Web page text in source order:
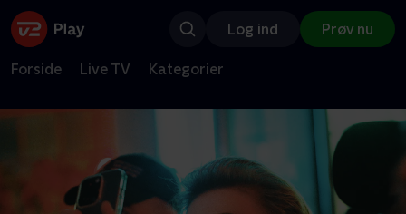
Log ind Prøv nu
Forside Live TV Kategorier